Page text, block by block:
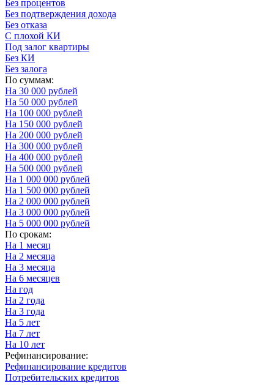
Без процентов
Без подтверждения дохода
Без отказа
С плохой КИ
Под залог квартиры
Без КИ
Без залога
По суммам:
На 30 000 рублей
На 50 000 рублей
На 100 000 рублей
На 150 000 рублей
На 200 000 рублей
На 300 000 рублей
На 400 000 рублей
На 500 000 рублей
На 1 000 000 рублей
На 1 500 000 рублей
На 2 000 000 рублей
На 3 000 000 рублей
На 5 000 000 рублей
По срокам:
На 1 месяц
На 2 месяца
На 3 месяца
На 6 месяцев
На год
На 2 года
На 3 года
На 5 лет
На 7 лет
На 10 лет
Рефинансирование:
Рефинансирование кредитов
Потребительских кредитов